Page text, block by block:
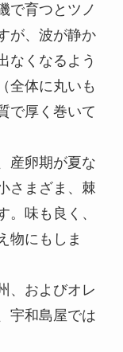
で育つとツノ
が、波が静か
なくなるよう
全体に丸いも
で厚く巻いて
産卵期が夏な
さまざま、棘
。味も良く、
物にもしま
、およびオレ
宇和島屋では